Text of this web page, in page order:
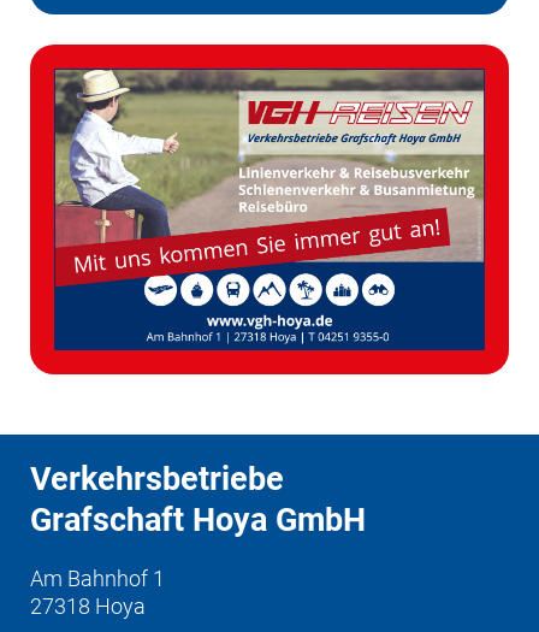
Verkehrsbetriebe
Grafschaft Hoya GmbH
Am Bahnhof 1
27318 Hoya